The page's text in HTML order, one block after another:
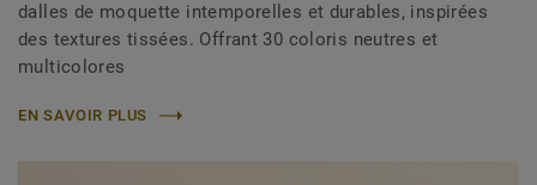
dalles de moquette intemporelles et durables, inspirées
des textures tissées. Offrant 30 coloris neutres et
multicolores
EN SAVOIR PLUS